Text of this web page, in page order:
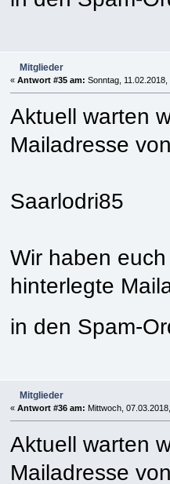
Mitglieder
«Antwort #35 am: Sonntag,
Aktuell warten
Mailadresse
Saarlodri85
Wir haben
hinterlegte
in den Spam-
Mitglieder
«Antwort #36 am: Mittwoch,
Aktuell warten
Mailadresse